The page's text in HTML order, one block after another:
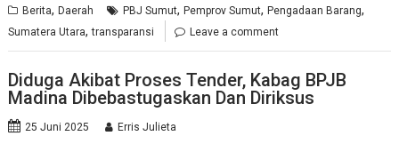
Berita,Daerah PBJ Sumut,Pemprov Sumut,Pengadaan Barang,
Sumatera Utara,transparansi Leave a comment
Diduga Akibat Proses Tender, Kabag BPJB
Madina Dibebastugaskan Dan Diriksus
25 Juni 2025 Erris Julieta